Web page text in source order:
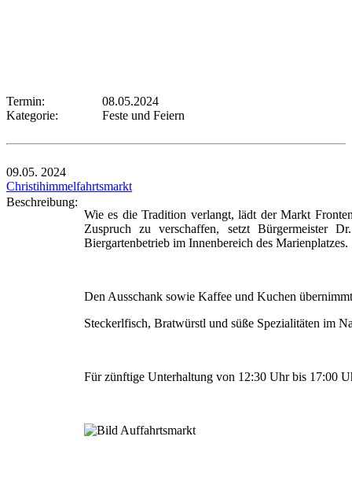
Termin:
08.05.2024
Kategorie:
Feste und Feiern
09.05. 2024
Christihimmelfahrtsmarkt
Beschreibung:
Wie es die Tradition verlangt, lädt der Markt
Zuspruch zu verschaffen, setzt Bürgermeister
Biergartenbetrieb im Innenbereich des Marienplatzes.
Den Ausschank sowie Kaffee und Kuchen
Steckerlfisch, Bratwürstl und süße Spezialitäten im
Für zünftige Unterhaltung von 12:30 Uhr bis 17:00